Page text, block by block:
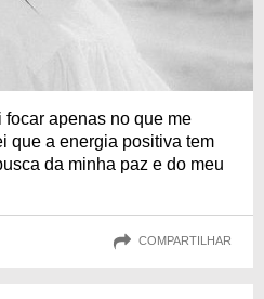
apenas no que me
que a energia positiva tem
da minha paz e do meu
COMPARTILHAR